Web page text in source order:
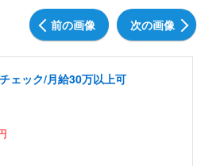
前の画像 次の画像
ェック/月給30万以上可